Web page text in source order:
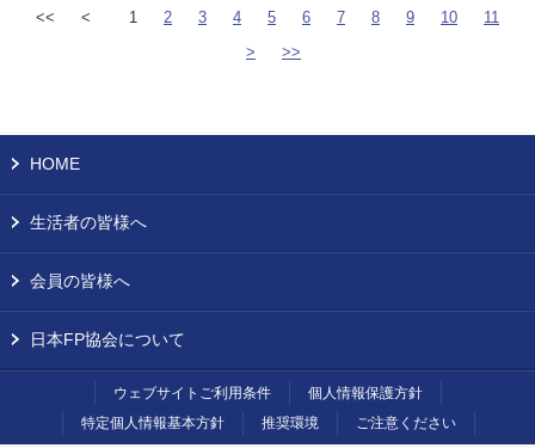
<< < 1 2 3 4 5 6 7 8 9 10
11
>
>>
HOME
生活者の皆様へ
会員の皆様へ
日本FP協会について
ウェブサイトご利用条件
個人情報保護方針
特定個人情報基本方針
推奨環境 ご注意ください